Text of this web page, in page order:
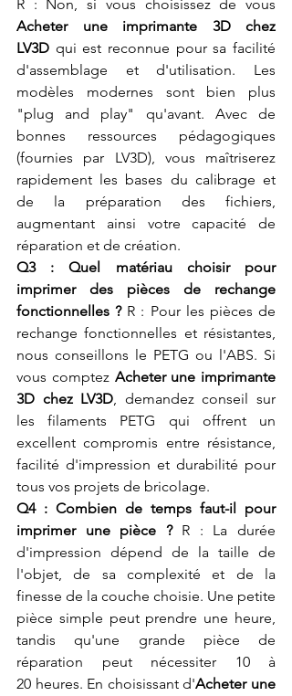
Acheter une imprimante 3D chez
LV3D qui est reconnue pour sa facilité
d'assemblage et d'utilisation. Les
modèles modernes sont bien plus
"plug and play" qu'avant. Avec de
bonnes ressources pédagogiques
(fournies par LV3D), vous maîtriserez
rapidement les bases du calibrage et
de la préparation des fichiers,
augmentant ainsi votre capacité de
réparation et de création.
Q3 : Quel matériau choisir pour
imprimer des pièces de rechange
fonctionnelles ? R : Pour les pièces de
rechange fonctionnelles et résistantes,
nous conseillons le PETG ou l'ABS. Si
vous comptez Acheter une imprimante
3D chez LV3D, demandez conseil sur
les filaments PETG qui offrent un
excellent compromis entre résistance,
facilité d'impression et durabilité pour
tous vos projets de bricolage.
Q4 : Combien de temps faut-il pour
imprimer une pièce ? R : La durée
d'impression dépend de la taille de
l'objet, de sa complexité et de la
finesse de la couche choisie. Une petite
pièce simple peut prendre une heure,
tandis qu'une grande pièce de
réparation peut nécessiter 10 à
20 heures. En choisissant d'Acheter une